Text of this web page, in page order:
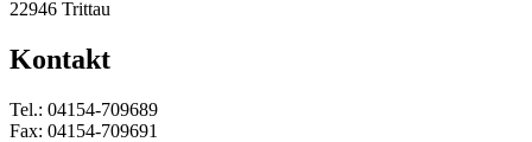
22946 Trittau
Kontakt
Tel.: 04154-709689
Fax: 04154-709691